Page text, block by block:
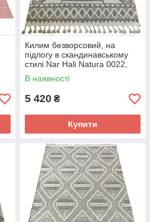
Килим безворсовий, на
підлогу в скандинавському
стилі Nar Hali Natura 0022,
розмір Килим у
скандинавському стилі —
В наявності
5 420 ₴
Купити